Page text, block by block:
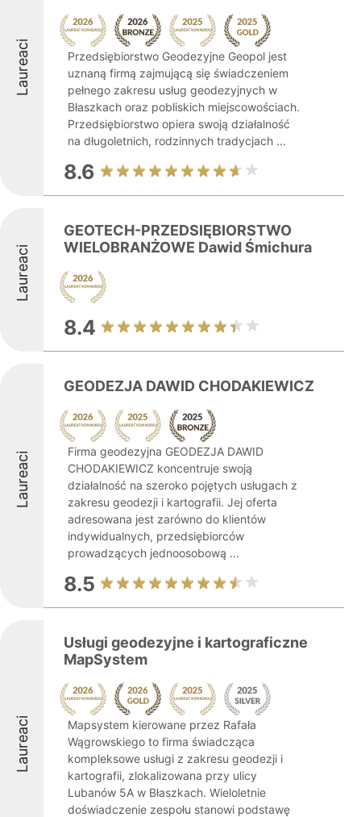
Laureaci
Przedsiębiorstwo Geodezyjne Geopol jest
uznaną firmą zajmującą się świadczeniem
pełnego zakresu usług geodezyjnych w
Błaszkach oraz pobliskich miejscowościach.
Przedsiębiorstwo opiera swoją działalność
na długoletnich, rodzinnych tradycjach ...
8.6
Laureaci
GEOTECH-PRZEDSIĘBIORSTWO
WIELOBRANŻOWE Dawid Śmichura
8.4
Laureaci
GEODEZJA DAWID CHODAKIEWICZ
Firma geodezyjna GEODEZJA DAWID
CHODAKIEWICZ koncentruje swoją
działalność na szeroko pojętych usługach z
zakresu geodezji i kartografii. Jej oferta
adresowana jest zarówno do klientów
indywidualnych, przedsiębiorców
prowadzących jednoosobową ...
8.5
Laureaci
Usługi geodezyjne i kartograficzne
MapSystem
Mapsystem kierowane przez Rafała
Wągrowskiego to firma świadcząca
kompleksowe usługi z zakresu geodezji i
kartografii, zlokalizowana przy ulicy
Lubanów 5A w Błaszkach. Wieloletnie
doświadczenie zespołu stanowi podstawę